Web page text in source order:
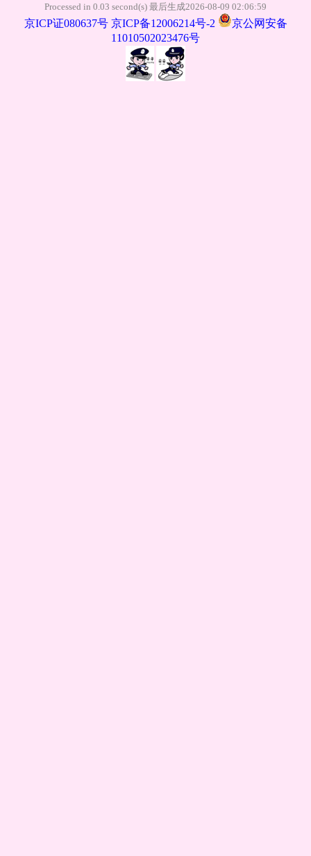
Processed in 0.03 second(s) 最后生成2026-08-09 02:06:59
京ICP证080637号 京ICP备12006214号-2
京公网安备
11010502023476号